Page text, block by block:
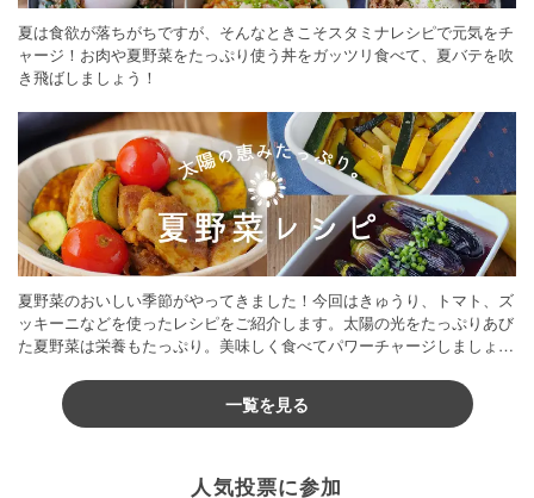
夏は食欲が落ちがちですが、そんなときこそスタミナレシピで元気をチ
ャージ！お肉や夏野菜をたっぷり使う丼をガッツリ食べて、夏バテを吹
き飛ばしましょう！
夏野菜のおいしい季節がやってきました！今回はきゅうり、トマト、ズ
ッキーニなどを使ったレシピをご紹介します。太陽の光をたっぷりあび
た夏野菜は栄養もたっぷり。美味しく食べてパワーチャージしましょう
一覧を見る
人気投票に参加